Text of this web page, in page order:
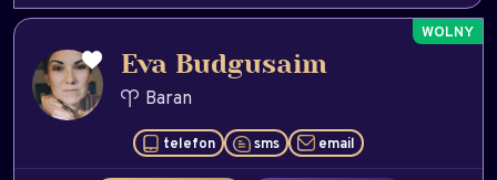
Eva Budgusaim
Baran
telefon sms email